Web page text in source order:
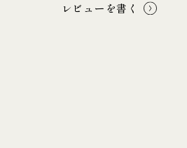
レビューを書く